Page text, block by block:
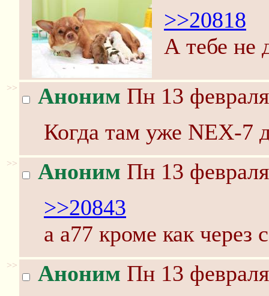
>>20818
А тебе не
>> Аноним Пн 13
Когда там уже NEX-7
>> Аноним Пн 13
>>20843
а а77 кроме как через
>> Аноним Пн 13